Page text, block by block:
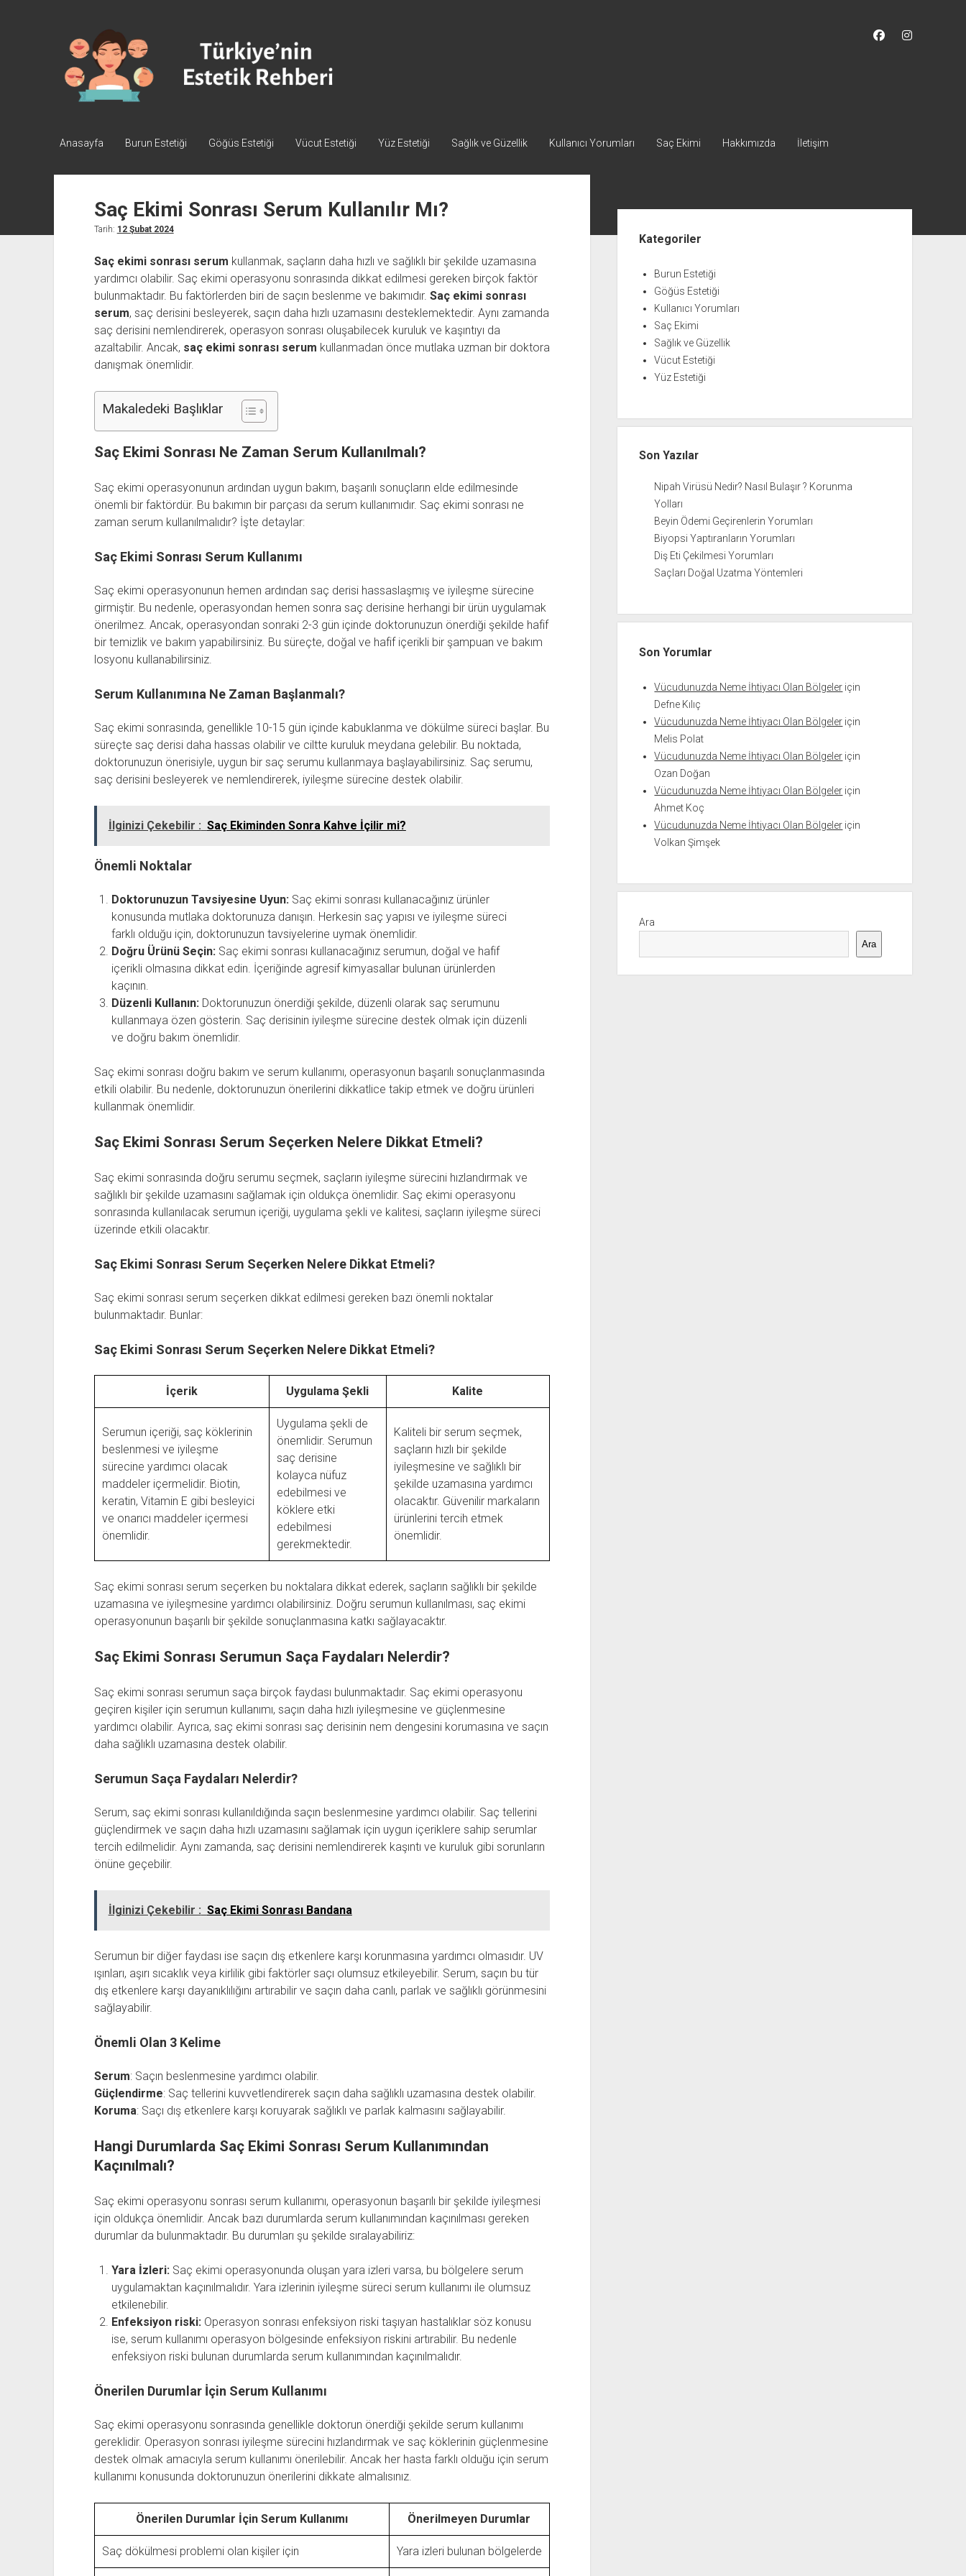
Türkiye'nin
Estetik
Rehberi
facebookinstagram
Anasayfa Burun Estetiği Göğüs Estetiği Vücut Estetiği Yüz Estetiği Sağlık ve Güzellik Kullanıcı Yorumları Saç Ekimi Hakkımızda İletişim
Saç Ekimi Sonrası Serum Kullanılır Mı?
Tarih: 12 Şubat 2024
Saç ekimi sonrası serum kullanmak, saçların daha hızlı ve sağlıklı bir şekilde uzamasına
yardımcı olabilir. Saç ekimi operasyonu sonrasında dikkat edilmesi gereken birçok faktör
bulunmaktadır. Bu faktörlerden biri de saçın beslenme ve bakımıdır. Saç ekimi sonrası
serum, saç derisini besleyerek, saçın daha hızlı uzamasını desteklemektedir. Aynı zamanda
saç derisini nemlendirerek, operasyon sonrası oluşabilecek kuruluk ve kaşıntıyı da
azaltabilir. Ancak, saç ekimi sonrası serum kullanmadan önce mutlaka uzman bir doktora
danışmak önemlidir.
Makaledeki Başlıklar
Saç Ekimi Sonrası Ne Zaman Serum Kullanılmalı?
Saç ekimi operasyonunun ardından uygun bakım, başarılı sonuçların elde edilmesinde
önemli bir faktördür. Bu bakımın bir parçası da serum kullanımıdır. Saç ekimi sonrası ne
zaman serum kullanılmalıdır? İşte detaylar:
Saç Ekimi Sonrası Serum Kullanımı
Saç ekimi operasyonunun hemen ardından saç derisi hassaslaşmış ve iyileşme sürecine
girmiştir. Bu nedenle, operasyondan hemen sonra saç derisine herhangi bir ürün uygulamak
önerilmez. Ancak, operasyondan sonraki 2-3 gün içinde doktorunuzun önerdiği şekilde hafif
bir temizlik ve bakım yapabilirsiniz. Bu süreçte, doğal ve hafif içerikli bir şampuan ve bakım
losyonu kullanabilirsiniz.
Serum Kullanımına Ne Zaman Başlanmalı?
Saç ekimi sonrasında, genellikle 10-15 gün içinde kabuklanma ve dökülme süreci başlar. Bu
süreçte saç derisi daha hassas olabilir ve ciltte kuruluk meydana gelebilir. Bu noktada,
doktorunuzun önerisiyle, uygun bir saç serumu kullanmaya başlayabilirsiniz. Saç serumu,
saç derisini besleyerek ve nemlendirerek, iyileşme sürecine destek olabilir.
İlginizi Çekebilir : Saç Ekiminden Sonra Kahve İçilir mi?
Önemli Noktalar
Doktorunuzun Tavsiyesine Uyun:Saç ekimi sonrası kullanacağınız ürünler
konusunda mutlaka doktorunuza danışın. Herkesin saç yapısı ve iyileşme süreci
farklı olduğu için, doktorunuzun tavsiyelerine uymak önemlidir.
Doğru Ürünü Seçin:Saç ekimi sonrası kullanacağınız serumun, doğal ve hafif
içerikli olmasına dikkat edin. İçeriğinde agresif kimyasallar bulunan ürünlerden
kaçının.
Düzenli Kullanın:Doktorunuzun önerdiği şekilde, düzenli olarak saç serumunu
kullanmaya özen gösterin. Saç derisinin iyileşme sürecine destek olmak için düzenli
ve doğru bakım önemlidir.
Saç ekimi sonrası doğru bakım ve serum kullanımı, operasyonun başarılı sonuçlanmasında
etkili olabilir. Bu nedenle, doktorunuzun önerilerini dikkatlice takip etmek ve doğru ürünleri
kullanmak önemlidir.
Saç Ekimi Sonrası Serum Seçerken Nelere Dikkat Etmeli?
Saç ekimi sonrasında doğru serumu seçmek, saçların iyileşme sürecini hızlandırmak ve
sağlıklı bir şekilde uzamasını sağlamak için oldukça önemlidir. Saç ekimi operasyonu
sonrasında kullanılacak serumun içeriği, uygulama şekli ve kalitesi, saçların iyileşme süreci
üzerinde etkili olacaktır.
Saç Ekimi Sonrası Serum Seçerken Nelere Dikkat Etmeli?
Saç ekimi sonrası serum seçerken dikkat edilmesi gereken bazı önemli noktalar
bulunmaktadır. Bunlar:
Saç Ekimi Sonrası Serum Seçerken Nelere Dikkat Etmeli?
İçerik Uygulama Şekli Kalite
Serumun içeriği, saç köklerinin
beslenmesi ve iyileşme
sürecine yardımcı olacak
maddeler içermelidir. Biotin,
keratin, Vitamin E gibi besleyici
ve onarıcı maddeler içermesi
önemlidir.
Uygulama şekli de
önemlidir. Serumun
saç derisine
kolayca nüfuz
edebilmesi ve
köklere etki
edebilmesi
gerekmektedir.
Kaliteli bir serum seçmek,
saçların hızlı bir şekilde
iyileşmesine ve sağlıklı bir
şekilde uzamasına yardımcı
olacaktır. Güvenilir markaların
ürünlerini tercih etmek
önemlidir.
Saç ekimi sonrası serum seçerken bu noktalara dikkat ederek, saçların sağlıklı bir şekilde
uzamasına ve iyileşmesine yardımcı olabilirsiniz. Doğru serumun kullanılması, saç ekimi
operasyonunun başarılı bir şekilde sonuçlanmasına katkı sağlayacaktır.
Saç Ekimi Sonrası Serumun Saça Faydaları Nelerdir?
Saç ekimi sonrası serumun saça birçok faydası bulunmaktadır. Saç ekimi operasyonu
geçiren kişiler için serumun kullanımı, saçın daha hızlı iyileşmesine ve güçlenmesine
yardımcı olabilir. Ayrıca, saç ekimi sonrası saç derisinin nem dengesini korumasına ve saçın
daha sağlıklı uzamasına destek olabilir.
Serumun Saça Faydaları Nelerdir?
Serum, saç ekimi sonrası kullanıldığında saçın beslenmesine yardımcı olabilir. Saç tellerini
güçlendirmek ve saçın daha hızlı uzamasını sağlamak için uygun içeriklere sahip serumlar
tercih edilmelidir. Aynı zamanda, saç derisini nemlendirerek kaşıntı ve kuruluk gibi sorunların
önüne geçebilir.
İlginizi Çekebilir : Saç Ekimi Sonrası Bandana
Serumun bir diğer faydası ise saçın dış etkenlere karşı korunmasına yardımcı olmasıdır. UV
ışınları, aşırı sıcaklık veya kirlilik gibi faktörler saçı olumsuz etkileyebilir. Serum, saçın bu tür
dış etkenlere karşı dayanıklılığını artırabilir ve saçın daha canlı, parlak ve sağlıklı görünmesini
sağlayabilir.
Önemli Olan 3 Kelime
Serum: Saçın beslenmesine yardımcı olabilir.
Güçlendirme: Saç tellerini kuvvetlendirerek saçın daha sağlıklı uzamasına destek olabilir.
Koruma: Saçı dış etkenlere karşı koruyarak sağlıklı ve parlak kalmasını sağlayabilir.
Hangi Durumlarda Saç Ekimi Sonrası Serum Kullanımından
Kaçınılmalı?
Saç ekimi operasyonu sonrası serum kullanımı, operasyonun başarılı bir şekilde iyileşmesi
için oldukça önemlidir. Ancak bazı durumlarda serum kullanımından kaçınılması gereken
durumlar da bulunmaktadır. Bu durumları şu şekilde sıralayabiliriz:
Yara İzleri:Saç ekimi operasyonunda oluşan yara izleri varsa, bu bölgelere serum
uygulamaktan kaçınılmalıdır. Yara izlerinin iyileşme süreci serum kullanımı ile olumsuz
etkilenebilir.
Enfeksiyon riski:Operasyon sonrası enfeksiyon riski taşıyan hastalıklar söz konusu
ise, serum kullanımı operasyon bölgesinde enfeksiyon riskini artırabilir. Bu nedenle
enfeksiyon riski bulunan durumlarda serum kullanımından kaçınılmalıdır.
Önerilen Durumlar İçin Serum Kullanımı
Saç ekimi operasyonu sonrasında genellikle doktorun önerdiği şekilde serum kullanımı
gereklidir. Operasyon sonrası iyileşme sürecini hızlandırmak ve saç köklerinin güçlenmesine
destek olmak amacıyla serum kullanımı önerilebilir. Ancak her hasta farklı olduğu için serum
kullanımı konusunda doktorunuzun önerilerini dikkate almalısınız.
Önerilen Durumlar İçin Serum Kullanımı Önerilmeyen Durumlar
Saç dökülmesi problemi olan kişiler için Yara izleri bulunan bölgelerde
MenüKategoriler
Burun Estetiği
Göğüs Estetiği
Kullanıcı Yorumları
Saç Ekimi
Sağlık ve Güzellik
Vücut Estetiği
Yüz Estetiği
Son Yazılar
Nipah Virüsü Nedir? Nasıl Bulaşır ? Korunma
Yolları
Beyin Ödemi Geçirenlerin Yorumları
Biyopsi Yaptıranların Yorumları
Diş Eti Çekilmesi Yorumları
Saçları Doğal Uzatma Yöntemleri
Son Yorumlar
Vücudunuzda Neme İhtiyacı Olan Bölgeler için
Defne Kılıç
Vücudunuzda Neme İhtiyacı Olan Bölgeler için
Melis Polat
Vücudunuzda Neme İhtiyacı Olan Bölgeler için
Ozan Doğan
Vücudunuzda Neme İhtiyacı Olan Bölgeler için
Ahmet Koç
Vücudunuzda Neme İhtiyacı Olan Bölgeler için
Volkan Şimşek
Ara
Ara